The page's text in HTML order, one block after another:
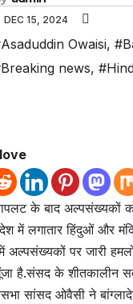
DEC 15, 2024
Owaisi,
news,
के बाद अल्पसंख्यकों को
में लगातार हिंदुओं और
अल्पसंख्यकों पर जारी
है.संसद के शीतकालीन
सांसद ओवैसी ने